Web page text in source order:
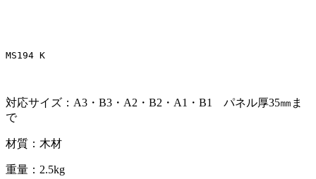
対応サイズ：A3・B3・A2・B2・A1・B1 パネル厚35㎜ま
で
材質：木材
重量：2.5kg